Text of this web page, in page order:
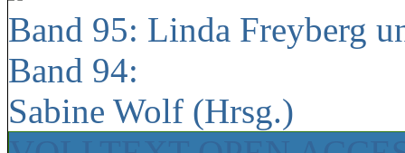
Band 95: Linda Freyberg
Band 94:
Sabine Wolf (Hrsg.)